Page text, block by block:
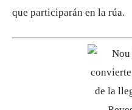
que participarán en la rúa.